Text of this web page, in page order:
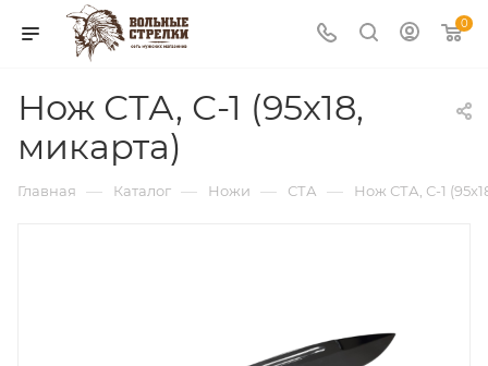
0
Нож СТА, С-1 (95х18,
микарта)
Главная — Каталог — Ножи — СТА — Нож СТА, С-1